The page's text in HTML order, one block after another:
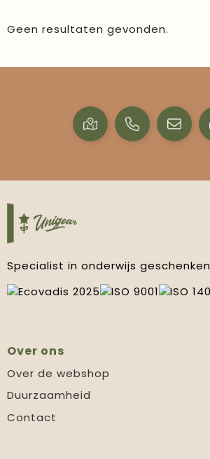
Geen resultaten gevonden.
Specialist in onderwijs geschenken
Over ons
Over de webshop
Duurzaamheid
Contact